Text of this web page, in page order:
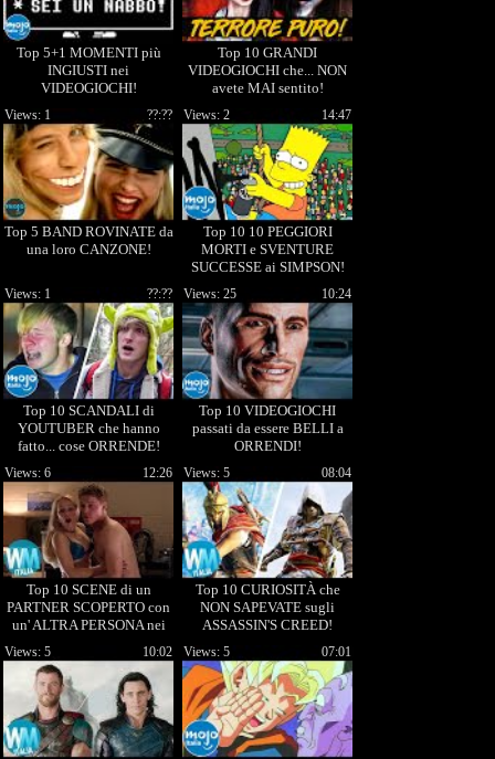
Top 5+1 MOMENTI più
INGIUSTI nei
VIDEOGIOCHI!
Top 10 GRANDI
VIDEOGIOCHI che... NON
avete MAI sentito!
Top 5 BAND ROVINATE da
una loro CANZONE!
??:??
Views: 1
Top 10 10 PEGGIORI
MORTI e SVENTURE
SUCCESSE ai SIMPSON!
14:47
Views: 2
Top 10 SCANDALI di
YOUTUBER che hanno
fatto... cose ORRENDE!
??:??
Views: 1
Top 10 VIDEOGIOCHI
passati da essere BELLI a
ORRENDI!
10:24
Views: 25
Top 10 SCENE di un
PARTNER SCOPERTO con
un' ALTRA PERSONA nei
12:26
Views: 6
Top 10 CURIOSITÀ che
NON SAPEVATE sugli
ASSASSIN'S CREED!
08:04
Views: 5
10:02
Views: 5 07:01
Views: 5